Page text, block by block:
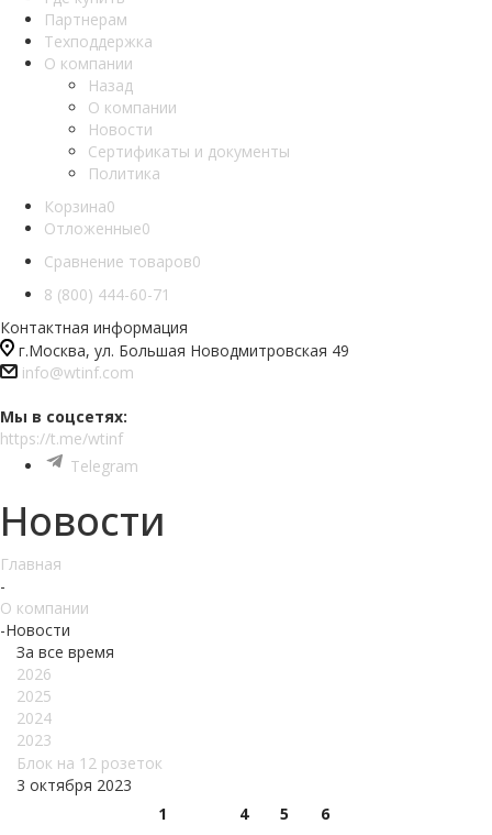
Партнерам
Техподдержка
О компании
Назад
О компании
Новости
Сертификаты и документы
Политика
Корзина0
Отложенные0
Сравнение товаров0
8 (800) 444-60-71
Контактная информация
г.Москва, ул. Большая Новодмитровская 49
info@wtinf.com
Мы в соцсетях:
https://t.me/wtinf
Telegram
Новости
Главная
-
О компании
-Новости
За все время
2026
2025
2024
2023
Блок на 12 розеток
3 октября 2023
1
4 5
6